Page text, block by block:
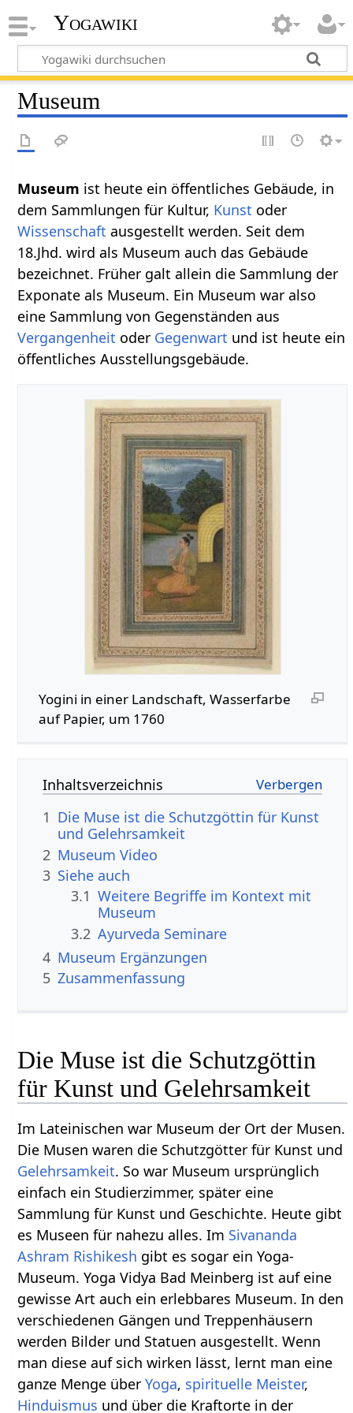
Yogawiki
Museum
ist heute ein öffentliches Gebäude, in
dem Sammlungen für Kultur, Kunst oder
Wissenschaft ausgestellt werden. Seit dem
18.Jhd. wird als Museum auch das Gebäude
bezeichnet. Früher galt allein die Sammlung der
Exponate als Museum. Ein Museum war also
eine Sammlung von Gegenständen aus
Vergangenheit oder Gegenwart und ist heute ein
öffentliches Ausstellungsgebäude.
Yogini in einer Landschaft, Wasserfarbe
auf Papier, um 1760
Inhaltsverzeichnis
1 Die Muse ist die Schutzgöttin für Kunst
und Gelehrsamkeit
2
Museum‏‎ Video
3 Siehe auch
3.1 Weitere Begriffe im Kontext mit
3.2 Ayurveda Seminare
4
Museum‏‎ Ergänzungen
5 Zusammenfassung
Die Muse ist die Schutzgöttin
für Kunst und Gelehrsamkeit
Im Lateinischen war Museum der Ort der Musen.
Die Musen waren die Schutzgötter für Kunst und
Gelehrsamkeit. So war Museum ursprünglich
einfach ein Studierzimmer, später eine
Sammlung für Kunst und Geschichte. Heute gibt
es Museen für nahezu alles. Im Sivananda
Ashram Rishikesh gibt es sogar ein Yoga-
Museum. Yoga Vidya Bad Meinberg ist auf eine
gewisse Art auch ein erlebbares Museum. In den
verschiedenen Gängen und Treppenhäusern
werden Bilder und Statuen ausgestellt. Wenn
man diese auf sich wirken lässt, lernt man eine
ganze Menge überYoga, spirituelle Meister,
Hinduismus und über die Kraftorte in der